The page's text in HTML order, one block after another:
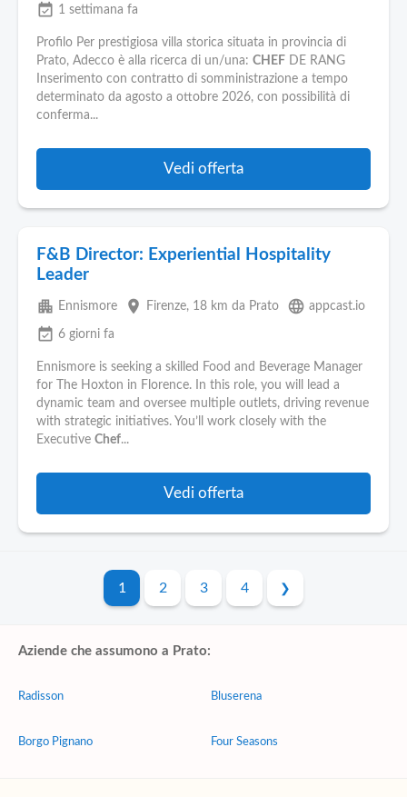
event_available 1 settimana fa
Profilo Per prestigiosa villa storica situata in provincia di
Prato, Adecco è alla ricerca di un/una: CHEF DE RANG
Inserimento con contratto di somministrazione a tempo
determinato da agosto a ottobre 2026, con possibilità di
conferma...
Vedi offerta
F&B Director: Experiential Hospitality
Leader
apartment Ennismore place Firenze, 18 km da Prato language appcast.io
event_available 6 giorni fa
Ennismore is seeking a skilled Food and Beverage Manager
for The Hoxton in Florence. In this role, you will lead a
dynamic team and oversee multiple outlets, driving revenue
with strategic initiatives. You’ll work closely with the
Executive Chef...
Vedi offerta
1 2 3 4
Aziende che assumono a Prato:
Radisson
Borgo Pignano
Bluserena
Four Seasons